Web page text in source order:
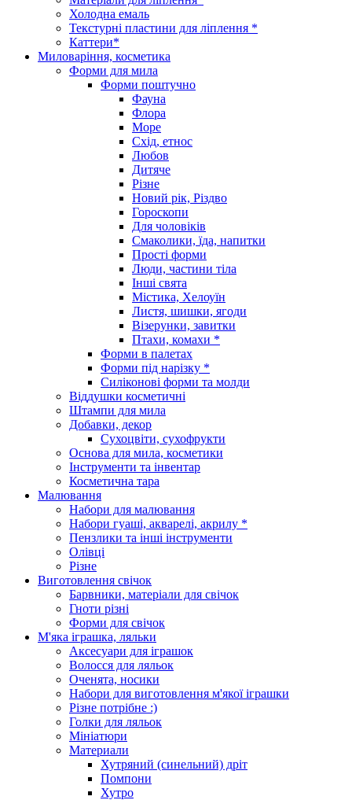
Холодна емаль
Текстурні пластини для ліплення *
Каттери*
Миловаріння, косметика
Форми для мила
Форми поштучно
Фауна
Флора
Море
Схід, етнос
Любов
Дитяче
Різне
Новий рік, Різдво
Гороскопи
Для чоловіків
Смаколики, їда, напитки
Прості форми
Люди, частини тіла
Інші свята
Містика, Хелоуїн
Листя, шишки, ягоди
Візерунки, завитки
Птахи, комахи *
Форми в палетах
Форми під нарізку *
Силіконові форми та молди
Віддушки косметичні
Штампи для мила
Добавки, декор
Сухоцвіти, сухофрукти
Основа для мила, косметики
Інструменти та інвентар
Косметична тара
Малювання
Набори для малювання
Набори гуаші, акварелі, акрилу *
Пензлики та інші інструменти
Олівці
Різне
Виготовлення свічок
Барвники, матеріали для свічок
Гноти різні
Форми для свічок
М'яка іграшка, ляльки
Аксесуари для іграшок
Волосся для ляльок
Оченята, носики
Набори для виготовлення м'якої іграшки
Різне потрібне :)
Голки для ляльок
Мініатюри
Материали
Хутряний (синельний) дріт
Помпони
Хутро